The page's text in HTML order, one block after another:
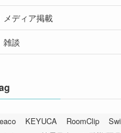
メディア掲載
雑談
KEYUCA RoomClip